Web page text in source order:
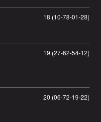
18 (10-78-01-28)
19 (27-62-54-12)
20 (06-72-19-22)